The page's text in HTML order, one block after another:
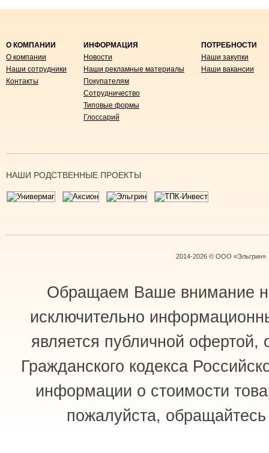
О КОМПАНИИ
О компании
Наши сотрудники
Контакты
ИНФОРМАЦИЯ
Новости
Наши рекламные материалы
Покупателям
Сотрудничество
Типовые формы
Глоссарий
ПОТРЕБНОСТИ
Наши закупки
Наши вакансии
НАШИ РОДСТВЕННЫЕ ПРОЕКТЫ
2014-2026 © ООО «Эльгрин»
Обращаем Ваше внимание
исключительно
является публичной
Гражданского кодекса
информации о стоимости
пожалуйста,